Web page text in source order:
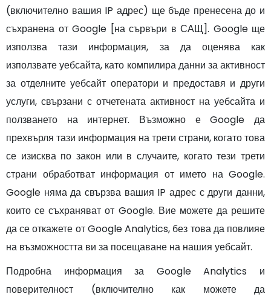
(включително вашия IP адрес) ще бъде пренесена до и
съхранена от Google [на сървъри в САЩ]. Google ще
използва тази информация, за да оценява как
използвате уебсайта, като компилира данни за активност
за отделните уебсайт оператори и предоставя и други
услуги, свързани с отчетената активност на уебсайта и
ползването на интернет. Възможно е Google да
прехвърля тази информация на трети страни, когато това
се изисква по закон или в случаите, когато тези трети
страни обработват информация от името на Google.
Google няма да свързва вашия IP адрес с други данни,
които се съхраняват от Google. Вие можете да решите
да се откажете от Google Analytics, без това да повлияе
на възможността ви за посещаване на нашия уебсайт.
Подробна информация за Google Analytics и
поверителност (включително как можете да